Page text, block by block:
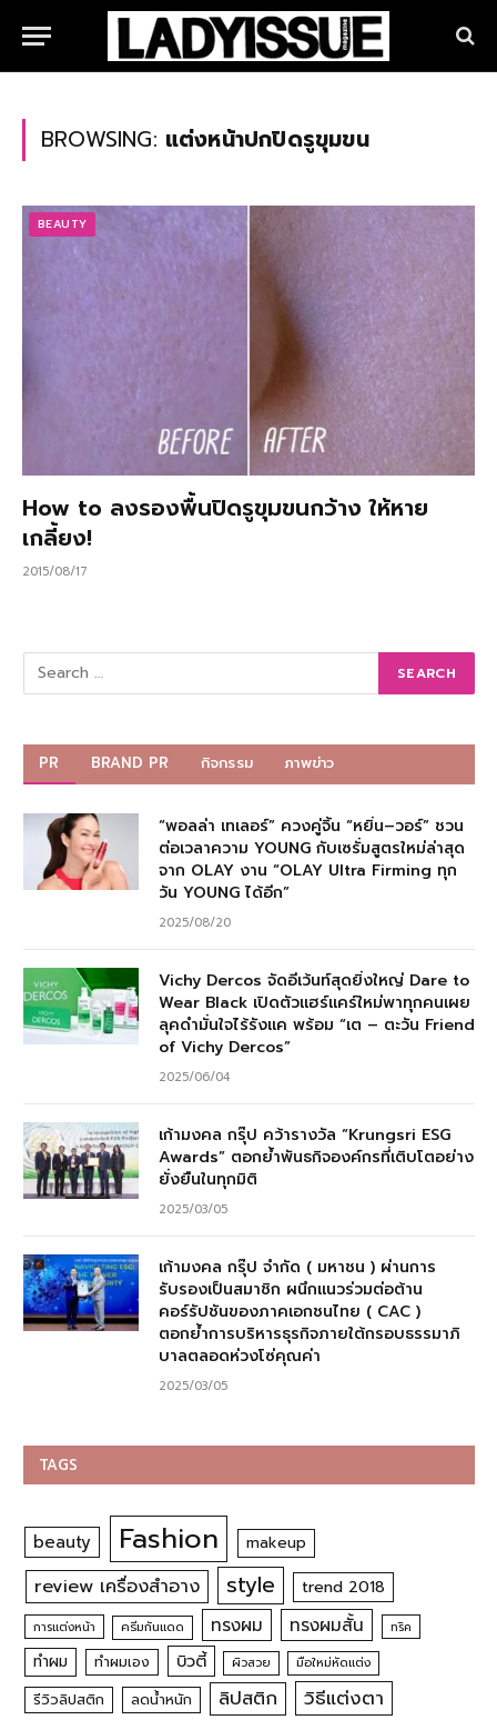
BROWSING: แต่งหน้าปกปิดรูขุมขน
BEAUTY
How to ลงรองพื้นปิดรูขุมขนกว้าง ให้หาย
เกลี้ยง!
2015/08/17
PR BRAND PR กิจกรรม ภาพข่าว
“พอลล่า เทเลอร์” ควงคู่จิ้น “หยิ่น–วอร์” ชวน
ต่อเวลาความ YOUNG กับเซรั่มสูตรใหม่ล่าสุด
จาก OLAY งาน “OLAY Ultra Firming ทุก
วัน YOUNG ได้อีก”
2025/08/20
Vichy Dercos จัดอีเว้นท์สุดยิ่งใหญ่ Dare to
Wear Black เปิดตัวแฮร์แคร์ใหม่พาทุกคนเผย
ลุคดำมั่นใจไร้รังแค พร้อม “เต – ตะวัน Friend
of Vichy Dercos”
2025/06/04
เก้ามงคล กรุ๊ป คว้ารางวัล “Krungsri ESG
Awards” ตอกย้ำพันธกิจองค์กรที่เติบโตอย่าง
ยั่งยืนในทุกมิติ
2025/03/05
เก้ามงคล กรุ๊ป จำกัด ( มหาชน ) ผ่านการ
รับรองเป็นสมาชิก ผนึกแนวร่วมต่อต้าน
คอร์รัปชันของภาคเอกชนไทย ( CAC )
ตอกย้ำการบริหารธุรกิจภายใต้กรอบธรรมาภิ
บาลตลอดห่วงโซ่คุณค่า
2025/03/05
TAGS
beauty Fashion makeup
review เครื่องสำอาง style trend 2018
การแต่งหน้า ครีมกันแดด ทรงผม ทรงผมสั้น ทริค
ทำผม ทำผมเอง บิวตี้ ผิวสวย มือใหม่หัดแต่ง
รีวิวลิปสติก ลดน้ำหนัก ลิปสติก
วิธีแต่งตา